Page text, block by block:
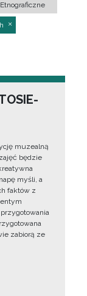
muzealną
będzie
myśli, a
faktów z
zabiorą ze